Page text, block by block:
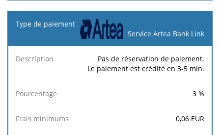
Service Artea Bank Link
Pas de réservation de paiement.
Le paiement est crédité en 3-5 min.
3 %
0,06 EUR